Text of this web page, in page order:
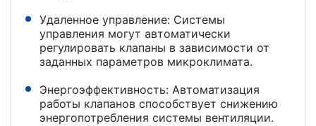
Удаленное управление: Системы
управления могут автоматически
регулировать клапаны в зависимости от
заданных параметров микроклимата.
Энергоэффективность: Автоматизация
работы клапанов способствует снижению
энергопотребления системы вентиляции.